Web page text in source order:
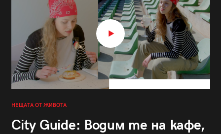
НЕЩАТА ОТ ЖИВОТА
City Guide: Водим те на кафе,